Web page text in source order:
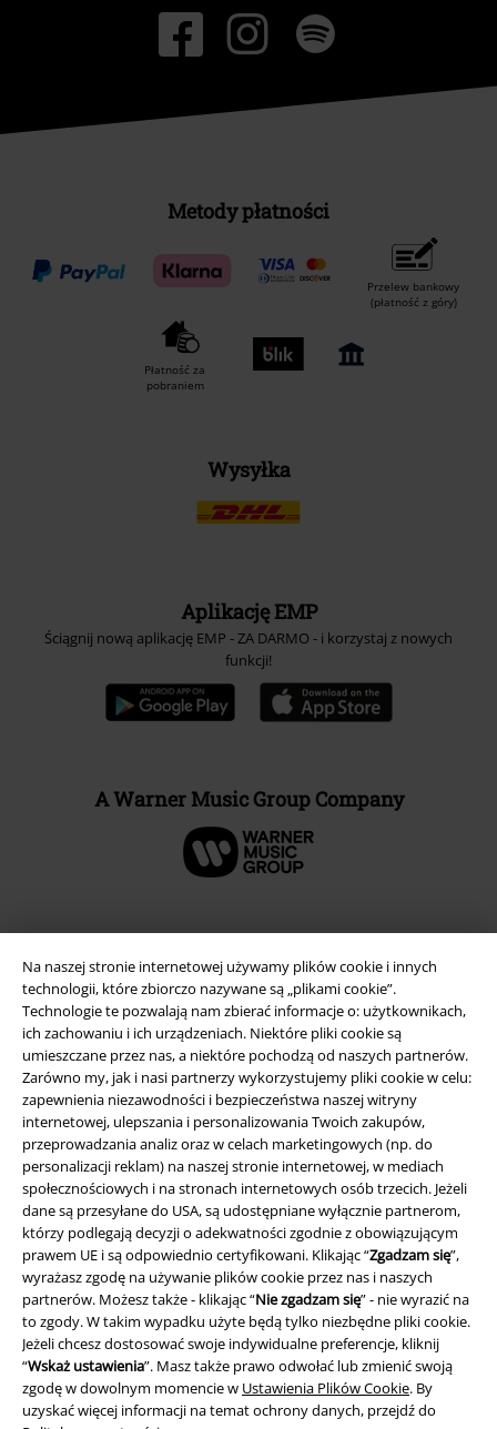
Na naszej stronie internetowej używamy plików cookie i innych
technologii, które zbiorczo nazywane są „plikami cookie”.
Technologie te pozwalają nam zbierać informacje o: użytkownikach,
ich zachowaniu i ich urządzeniach. Niektóre pliki cookie są
umieszczane przez nas, a niektóre pochodzą od naszych partnerów.
Zarówno my, jak i nasi partnerzy wykorzystujemy pliki cookie w celu:
zapewnienia niezawodności i bezpieczeństwa naszej witryny
internetowej, ulepszania i personalizowania Twoich zakupów,
przeprowadzania analiz oraz w celach marketingowych (np. do
personalizacji reklam) na naszej stronie internetowej, w mediach
społecznościowych i na stronach internetowych osób trzecich. Jeżeli
dane są przesyłane do USA, są udostępniane wyłącznie partnerom,
którzy podlegają decyzji o adekwatności zgodnie z obowiązującym
prawem UE i są odpowiednio certyfikowani. Klikając “Zgadzam się”,
wyrażasz zgodę na używanie plików cookie przez nas i naszych
partnerów. Możesz także - klikając “Nie zgadzam się” - nie wyrazić na
to zgody. W takim wypadku użyte będą tylko niezbędne pliki cookie.
Jeżeli chcesz dostosować swoje indywidualne preferencje, kliknij
“Wskaż ustawienia”. Masz także prawo odwołać lub zmienić swoją
zgodę w dowolnym momencie w Ustawienia Plików Cookie. By
uzyskać więcej informacji na temat ochrony danych, przejdź do
Metody płatności
Przelew bankowy
(płatność z góry)
Płatność za
pobraniem
Wysyłka
Aplikację EMP
Ściągnij nową aplikację EMP - ZA DARMO - i korzystaj z nowych
funkcji!
A Warner Music Group Company
Informacje prawne
Regulamin
Dane firmy
Polityka prywatności
Unieszkodliwianie odpadów i ochrona środowiska
Deklaracja Zgodności
Informacje dotyczące dostępności